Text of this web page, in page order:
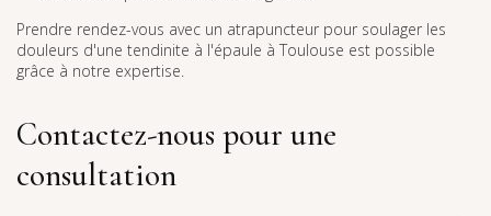
Prendre rendez-vous avec un atrapuncteur pour soulager les
douleurs d'une tendinite à l'épaule à Toulouse est possible
grâce à notre expertise.
Contactez-nous pour une
consultation